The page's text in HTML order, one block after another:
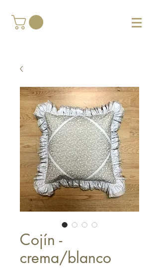
Cojín -
crema/blanco